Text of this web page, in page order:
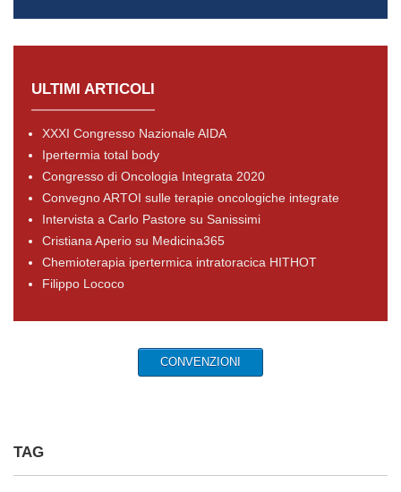
ULTIMI ARTICOLI
XXXI Congresso Nazionale AIDA
Ipertermia total body
Congresso di Oncologia Integrata 2020
Convegno ARTOI sulle terapie oncologiche integrate
Intervista a Carlo Pastore su Sanissimi
Cristiana Aperio su Medicina365
Chemioterapia ipertermica intratoracica HITHOT
Filippo Lococo
CONVENZIONI
TAG